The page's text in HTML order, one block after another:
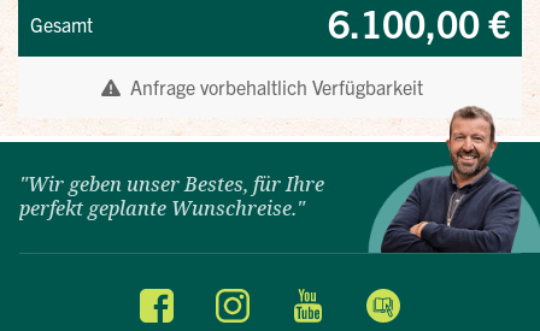
"Wir geben unser Bestes, für Ihre
perfekt geplante Wunschreise."